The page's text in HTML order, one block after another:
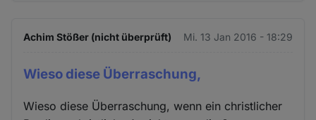
Achim Stößer (nicht überprüft) Mi. 13 Jan 2016 - 18:29
Wieso diese Überraschung,
Wieso diese Überraschung, wenn ein christlicher